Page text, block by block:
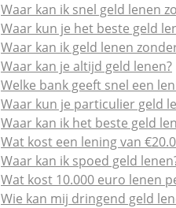
Waar kan ik snel geld lenen
Waar kun je het beste geld
Waar kan ik geld lenen
Waar kan je altijd geld lenen?
Welke bank geeft snel een
Waar kun je particulier geld
Waar kan ik het beste geld
Wat kost een lening van
Waar kan ik spoed geld
Wat kost 10.000 euro lenen
Wie kan mij dringend geld